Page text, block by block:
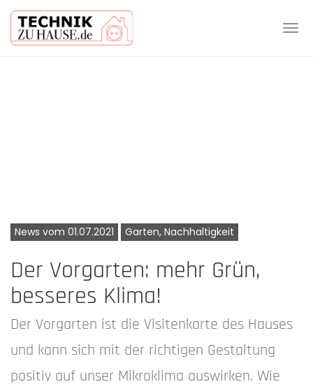
News vom 01.07.2021 Garten, Nachhaltigkeit
Der Vorgarten: mehr Grün,
besseres Klima!
Der Vorgarten ist die Visitenkarte des Hauses
und kann sich mit der richtigen Gestaltung
positiv auf unser Mikroklima auswirken. Wie